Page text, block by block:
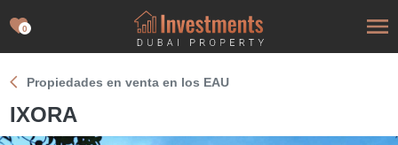
0
Propiedades en venta en los EAU
IXORA